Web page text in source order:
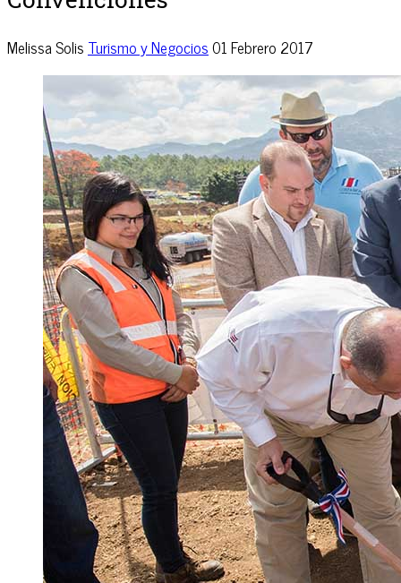
Melissa Solis Turismo y Negocios01 Febrero 2017